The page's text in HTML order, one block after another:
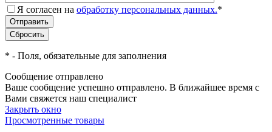
Я согласен на обработку персональных данных.*
* - Поля, обязательные для заполнения
Сообщение отправлено
Ваше сообщение успешно отправлено. В ближайшее время с
Вами свяжется наш специалист
Закрыть окно
Просмотренные товары